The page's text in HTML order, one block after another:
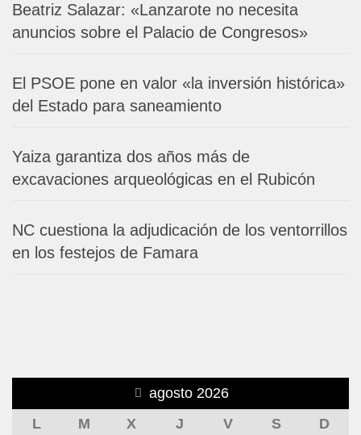
Beatriz Salazar: «Lanzarote no necesita
anuncios sobre el Palacio de Congresos»
El PSOE pone en valor «la inversión histórica»
del Estado para saneamiento
Yaiza garantiza dos años más de
excavaciones arqueológicas en el Rubicón
NC cuestiona la adjudicación de los ventorrillos
en los festejos de Famara
agosto 2026
L
M X J V S
D